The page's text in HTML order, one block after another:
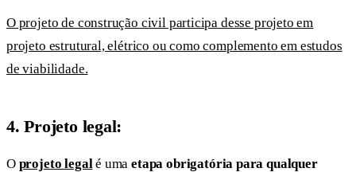
O projeto de construção civil participa desse projeto em
projeto estrutural, elétrico ou como complemento em estudos
de viabilidade.
4.Projeto legal:
O projeto legalé umaetapa obrigatória para qualquer